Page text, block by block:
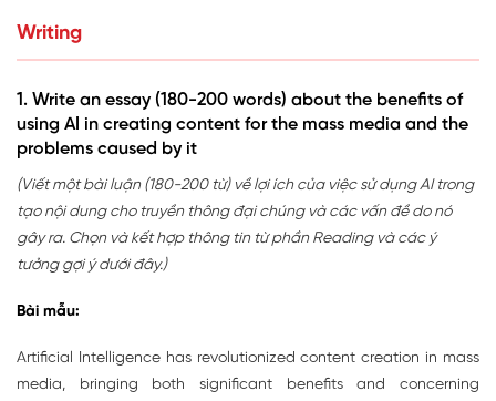
Writing
1. Write an essay (180-200 words) about the benefits of
using AI in creating content for the mass media and the
problems caused by it
(Viết một bài luận (180-200 từ) về lợi ích của việc sử dụng AI trong
tạo nội dung cho truyền thông đại chúng và các vấn đề do nó
gây ra. Chọn và kết hợp thông tin từ phần Reading và các ý
tưởng gợi ý dưới đây.)
Bài mẫu:
Artificial Intelligence has revolutionized content creation in mass
media, bringing both significant benefits and concerning